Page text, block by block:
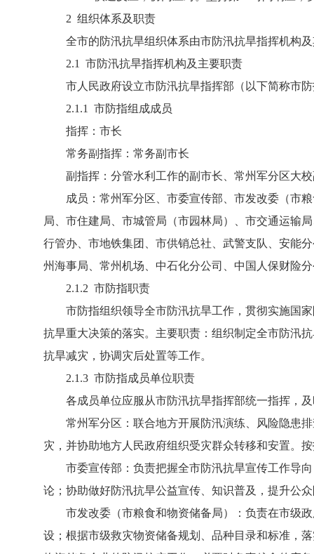
2 组织体系及职责
全市的防汛抗旱组织体系由市防汛抗旱指挥机构及
2.1 市防汛抗旱指挥机构及主要职责
市人民政府设立市防汛抗旱指挥部（以下简称市防
2.1.1 市防指组成成员
指挥：市长
常务副指挥：常务副市长
副指挥：分管水利工作的副市长、常州军分区大校
成员：常州军分区、市委宣传部、市发改委（市粮
局、市住建局、市城管局（市园林局）、市交通运输
行管办、市地铁集团、市供销总社、武警支队、安能
州海事局、常州机场、中石化分公司、中国人保财险
2.1.2 市防指职责
市防指组织领导全市防汛抗旱工作，贯彻实施国家
抗旱重大决策的落实。主要职责：组织制定全市防汛
抗旱减灾，协调灾后处置等工作。
2.1.3 市防指成员单位职责
各成员单位应服从市防汛抗旱指挥部统一指挥，及
常州军分区：联合地方开展防汛演练、风险隐患排
灾，并协助地方人民政府组织受灾群众转移和安置。
市委宣传部：负责把握全市防汛抗旱宣传工作导向
论；协助做好防汛抗旱公益宣传、知识普及，提升公
市发改委（市粮食和物资储备局）：负责在市级政
设；根据市级救灾物资储备规划、品种目录和标准，